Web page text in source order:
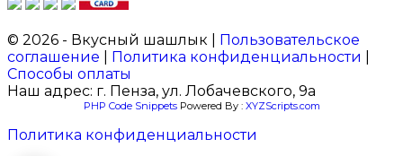
© 2026 - Вкусный шашлык | Пользовательское
соглашение
Политика конфиденциальности
Способы оплаты
Наш адрес: г. Пенза, ул. Лобачевского, 9а
PHP Code SnippetsPowered By : XYZScripts.com
Политика конфиденциальности